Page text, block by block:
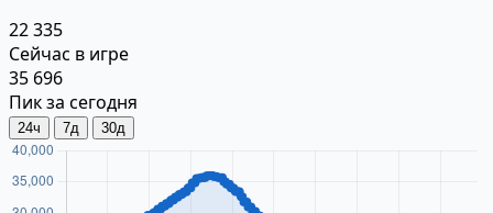
22 335
Сейчас в игре
35 696
Пик за сегодня
24ч 7д 30д